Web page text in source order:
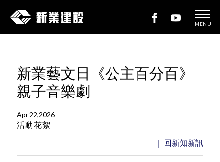
新
建
設
MENU
新業藝文日《公主百分百》
親子音樂劇
Apr 22,2026
活動花絮
｜ 回新知新訊